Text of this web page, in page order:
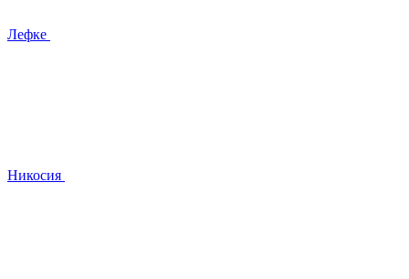
Лефке
Никосия